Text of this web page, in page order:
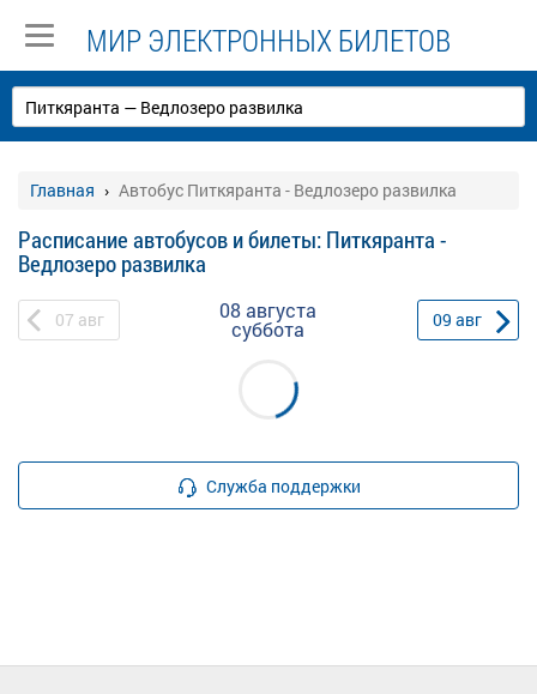
МИР ЭЛЕКТРОННЫХ БИЛЕТОВ
Главная Автобус Питкяранта - Ведлозеро развилка
Расписание автобусов и билеты: Питкяранта -
Ведлозеро развилка
07 авг 08 августа
суббота 09 авг
Служба поддержки